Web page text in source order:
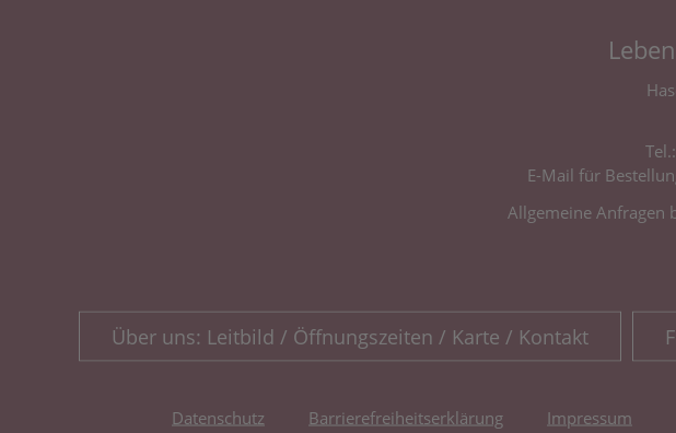
Tel.:
E-Mail für
Allgemeine Anfragen
Über uns: Leitbild / Öffnungszeiten / Karte / Kontakt
Datenschutz Barrierefreiheitserklärung Impressum